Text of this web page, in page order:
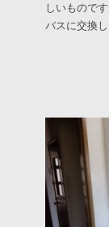
しいもので
バスに交換し